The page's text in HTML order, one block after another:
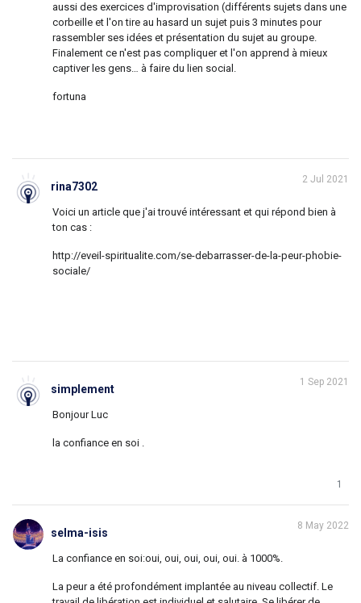
aussi des exercices d'improvisation (différents sujets dans une
corbeille et l'on tire au hasard un sujet puis 3 minutes pour
rassembler ses idées et présentation du sujet au groupe.
Finalement ce n'est pas compliquer et l'on apprend à mieux
captiver les gens… à faire du lien social.
fortuna
rina7302
2 Jul 2021
Voici un article que j'ai trouvé intéressant et qui répond bien à
ton cas :
http://eveil-spiritualite.com/se-debarrasser-de-la-peur-phobie-
sociale/
simplement
1 Sep 2021
Bonjour Luc
la confiance en soi .
1
selma-isis
8 May 2022
La confiance en soi:oui, oui, oui, oui, oui. à 1000%.
La peur a été profondément implantée au niveau collectif. Le